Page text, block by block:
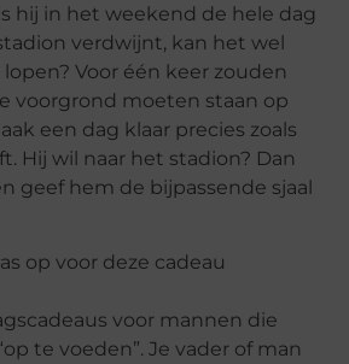
hij in het weekend de hele dag
verdwijnt, kan het wel
Voor één keer zouden
voorgrond moeten staan op
een dag klaar precies zoals
Hij wil naar het stadion? Dan
geef hem de bijpassende sjaal
op voor deze cadeau
voor mannen die
te voeden”. Je vader of man